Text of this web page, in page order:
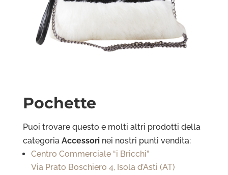
Pochette
Puoi trovare questo e molti altri prodotti della
categoria Accessorinei nostri punti vendita:
Centro Commerciale “i Bricchi”
Via Prato Boschiero 4, Isola d’Asti (AT)